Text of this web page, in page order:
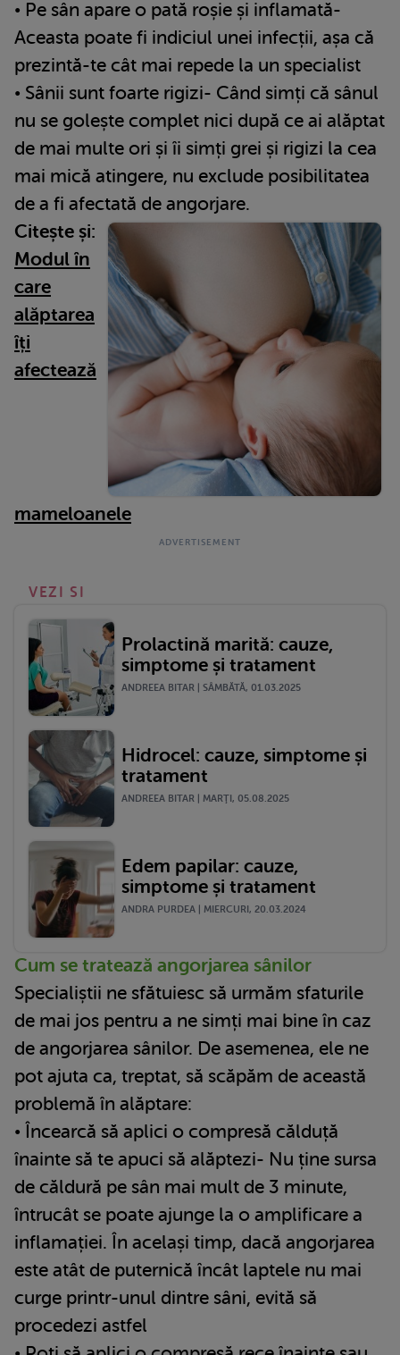
• Pe sân apare o pată roșie și inflamată-
Aceasta poate fi indiciul unei infecții, așa că
prezintă-te cât mai repede la un specialist
• Sânii sunt foarte rigizi- Când simți că sânul
nu se golește complet nici după ce ai alăptat
de mai multe ori și îi simți grei și rigizi la cea
mai mică atingere, nu exclude posibilitatea
de a fi afectată de angorjare.
Citește și:
Modul în
care
alăptarea
îți
afectează
mameloanele
VEZI SI
Prolactină marită: cauze,
simptome și tratament
ANDREEA BITAR | SÂMBĂTĂ, 01.03.2025
Hidrocel: cauze, simptome și
tratament
ANDREEA BITAR | MARŢI, 05.08.2025
Edem papilar: cauze,
simptome și tratament
ANDRA PURDEA | MIERCURI, 20.03.2024
Cum se tratează angorjarea sânilor
Specialiștii ne sfătuiesc să urmăm sfaturile
de mai jos pentru a ne simți mai bine în caz
de angorjarea sânilor. De asemenea, ele ne
pot ajuta ca, treptat, să scăpăm de această
problemă în alăptare:
• Încearcă să aplici o compresă călduță
înainte să te apuci să alăptezi- Nu ține sursa
de căldură pe sân mai mult de 3 minute,
întrucât se poate ajunge la o amplificare a
inflamației. În același timp, dacă angorjarea
este atât de puternică încât laptele nu mai
curge printr-unul dintre sâni, evită să
procedezi astfel